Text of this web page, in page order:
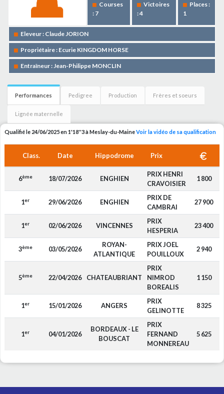
Courses
: 7
Victoires
: 4
Places :
1
Eleveur : Claude JORION
Propriétaire : Ecurie KINGDOM HORSE
Entraîneur : Jean-Philippe MONCLIN
Performances Pedigree Production Frères et soeurs
Lignée maternelle
Qualifié le 24/06/2025 en 1'18''3 à Meslay-du-MaineVoir la vidéo de sa qualification
Class. Date Hippodrome Prix
6ème 18/07/2026 ENGHIEN
PRIX HENRI
CRAVOISIER
1 800
1er 29/06/2026 ENGHIEN
PRIX DE
CAMBRAI
27 900
1er 02/06/2026 VINCENNES
PRIX
HESPERIA
23 400
3ème 03/05/2026
ROYAN-
ATLANTIQUE
PRIX JOEL
POUILLOUX
2 940
5ème 22/04/2026 CHATEAUBRIANT
PRIX
NIMROD
BOREALIS
1 150
1er 15/01/2026 ANGERS
PRIX
GELINOTTE
8 325
1er 04/01/2026
BORDEAUX - LE
BOUSCAT
PRIX
FERNAND
MONNEREAU
5 625